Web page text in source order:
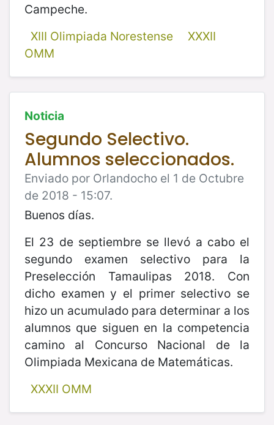
Campeche.
XIII Olimpiada Norestense
XXXII
OMM
Noticia
Segundo Selectivo.
Alumnos seleccionados.
Enviado por Orlandocho el 1 de Octubre
de 2018 - 15:07.
Buenos días.
El 23 de septiembre se llevó a cabo el
segundo examen selectivo para la
Preselección Tamaulipas 2018. Con
dicho examen y el primer selectivo se
hizo un acumulado para determinar a los
alumnos que siguen en la competencia
camino al Concurso Nacional de la
Olimpiada Mexicana de Matemáticas.
XXXII OMM